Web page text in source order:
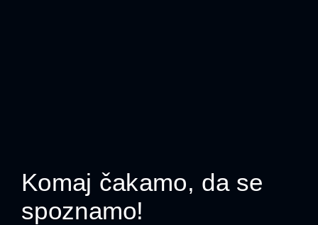
Komaj čakamo, da se
spoznamo!